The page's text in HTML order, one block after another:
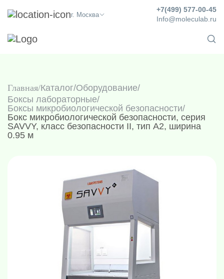
г. Москва
Info@moleculab.ru
+7(499) 577-00-45
Главная Каталог/Оборудование/
Боксы лабораторные/
Боксы микробиологической безопасности/
Бокс микробиологической безопасности, серия
SAVVY, класс безопасности II, тип А2, ширина
0.95 м